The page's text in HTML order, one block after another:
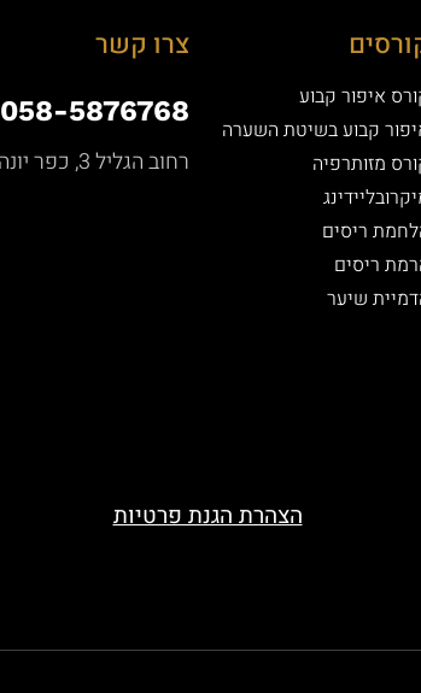
איפור קבוע
קבוע בשיטת השערה
מזותרפיה
ריסים
ריסים
שיער
צרו קשר
058-5876768
רחוב הגליל 3, כפר יונה
הצהרת הגנת פרטיות